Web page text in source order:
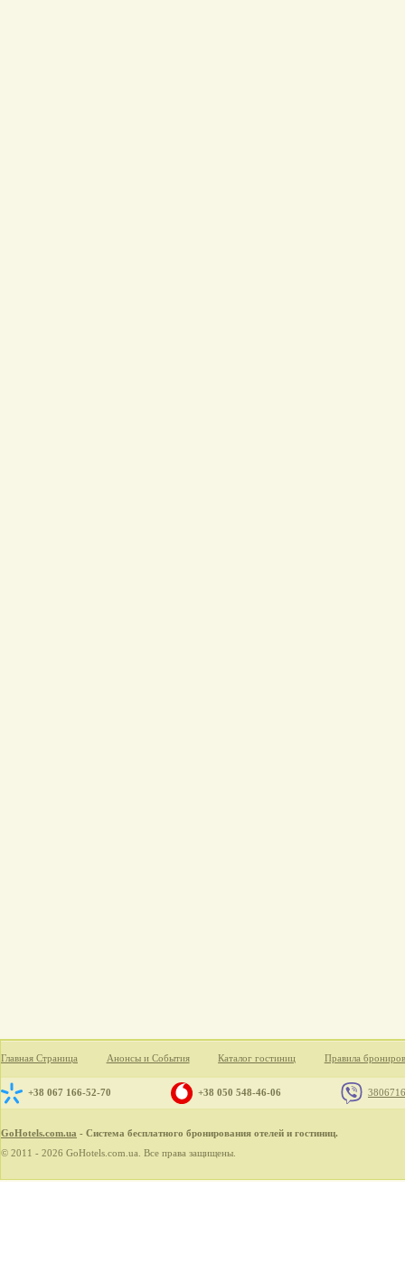
Главная Страница Анонсы и События Каталог гостиниц Правила
+38 067 166-52-70 +38 050 548-46-06
GoHotels.com.ua - Система бесплатного бронирования отелей и гостиниц.
© 2011 - 2026 GoHotels.com.ua. Все права защищены.